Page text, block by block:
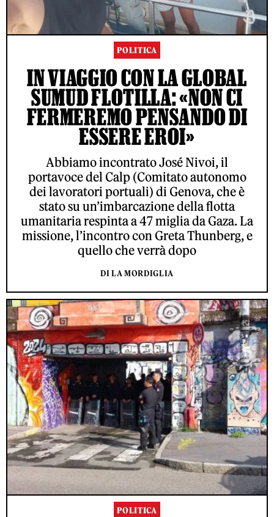
POLITICA
IN VIAGGIO CON LA GLOBAL
SUMUD FLOTILLA: «NON CI
FERMEREMO PENSANDO DI
ESSERE EROI»
Abbiamo incontrato José Nivoi, il
portavoce del Calp (Comitato autonomo
dei lavoratori portuali) di Genova, che è
stato su un’imbarcazione della flotta
umanitaria respinta a 47 miglia da Gaza. La
missione, l’incontro con Greta Thunberg, e
quello che verrà dopo
DI LA MORDIGLIA
POLITICA